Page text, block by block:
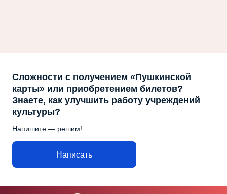
Сложности с получением «Пушкинской
карты» или приобретением билетов?
Знаете, как улучшить работу учреждений
культуры?
Напишите — решим!
Написать